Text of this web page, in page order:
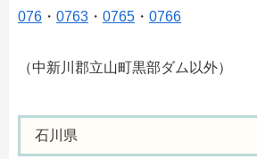
076 ・ 0763 ・ 0765 ・ 0766
（中新川郡立山町黒部ダム以外）
石川県